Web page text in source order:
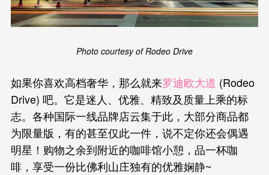
Photo courtesy of Rodeo Drive
如果你喜欢高档奢华，那么就来罗迪欧大道 (Rodeo
Drive) 吧。它是迷人、优雅、精致及质量上乘的标
志。各种国际一线品牌店云集于此，大部分商品都
为限量版，有的甚至仅此一件，说不定你还会偶遇
明星！购物之余到附近的咖啡馆小憩，品一杯咖
啡，享受一份比佛利山庄独有的优雅娴静~